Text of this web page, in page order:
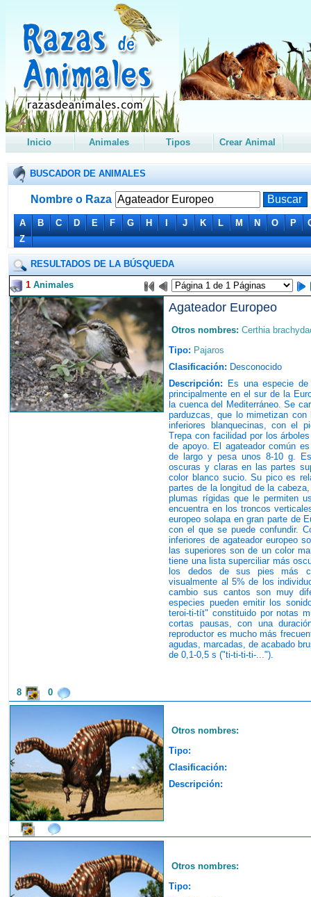
Inicio Animales Tipos Crear Animal
BUSCADOR DE ANIMALES
Nombre o Raza
A B C D E F G H I J K L M N O P
Z
RESULTADOS DE LA BÚSQUEDA
1 Animales
Agateador Europeo
Otros nombres: Certhia
Tipo: Pajaros
Clasificación: Desconocido
Descripción: Es una especie
principalmente en el sur de la
la cuenca del Mediterráneo. Se
parduzcas, que lo mimetizan
inferiores blanquecinas, con el
Trepa con facilidad por los
de apoyo. El agateador común
de largo y pesa unos 8-10 g.
oscuras y claras en las partes
color blanco sucio. Su pico es
partes de la longitud de la
plumas rígidas que le permiten
encuentra en los troncos
europeo solapa en gran parte de
con el que se puede confundir.
inferiores de agateador europeo
las superiores son de un color
tiene una lista superciliar más
los dedos de sus pies más
visualmente al 5% de los
cambio sus cantos son muy
especies pueden emitir los
teroi-ti-tít" constituido por notas
cortas pausas, con una
reproductor es mucho más
agudas, marcadas, de acabado
de 0,1-0,5 s ("ti-ti-ti-ti-...").
8 0
Otros nombres:
Tipo:
Clasificación:
Descripción:
Otros nombres:
Tipo: